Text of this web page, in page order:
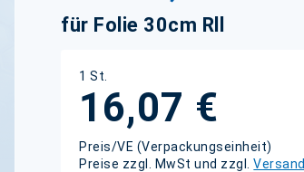
für Folie 30cm Rll
1 St.
16,07 €
Preis/VE (Verpackungseinheit)
Preise zzgl. MwSt und zzgl.Versand